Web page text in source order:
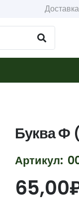
Доставка
Буква Ф
Артикул:
65,00